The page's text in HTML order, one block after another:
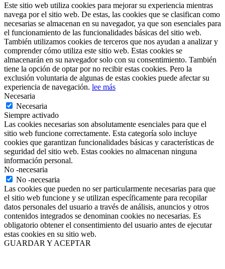
Este sitio web utiliza cookies para mejorar su experiencia mientras
navega por el sitio web. De estas, las cookies que se clasifican como
necesarias se almacenan en su navegador, ya que son esenciales para
el funcionamiento de las funcionalidades básicas del sitio web.
También utilizamos cookies de terceros que nos ayudan a analizar y
comprender cómo utiliza este sitio web. Estas cookies se
almacenarán en su navegador solo con su consentimiento. También
tiene la opción de optar por no recibir estas cookies. Pero la
exclusión voluntaria de algunas de estas cookies puede afectar su
experiencia de navegación. lee más
Necesaria
Necesaria
Siempre activado
Las cookies necesarias son absolutamente esenciales para que el
sitio web funcione correctamente. Esta categoría solo incluye
cookies que garantizan funcionalidades básicas y características de
seguridad del sitio web. Estas cookies no almacenan ninguna
información personal.
No -necesaria
No -necesaria
Las cookies que pueden no ser particularmente necesarias para que
el sitio web funcione y se utilizan específicamente para recopilar
datos personales del usuario a través de análisis, anuncios y otros
contenidos integrados se denominan cookies no necesarias. Es
obligatorio obtener el consentimiento del usuario antes de ejecutar
estas cookies en su sitio web.
GUARDAR Y ACEPTAR